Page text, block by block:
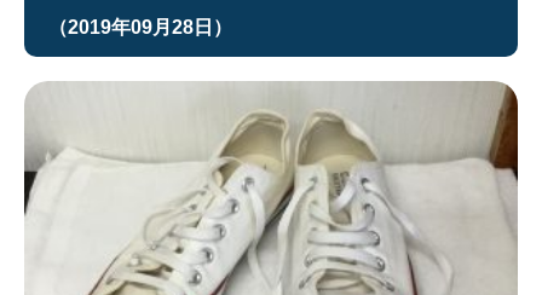
（2019年09月28日）